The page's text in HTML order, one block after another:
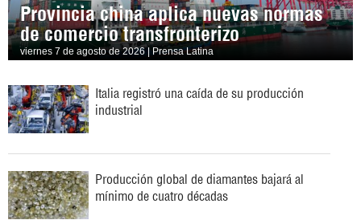
Provincia china aplica nuevas normas
de comercio transfronterizo
viernes 7 de agosto de 2026 | Prensa Latina
Italia registró una caída de su producción
industrial
Producción global de diamantes bajará al
mínimo de cuatro décadas